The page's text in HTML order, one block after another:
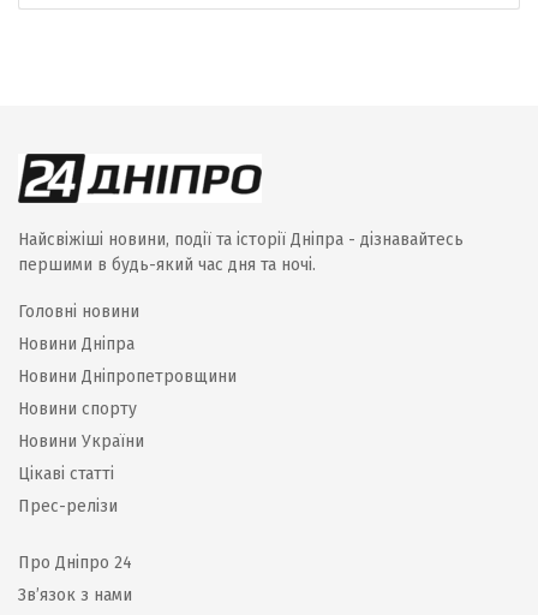
Найсвіжіші новини, події та історії Дніпра - дізнавайтесь
першими в будь-який час дня та ночі.
Головні новини
Новини Дніпра
Новини Дніпропетровщини
Новини спорту
Новини України
Цікаві статті
Прес-релізи
Про Дніпро 24
Зв’язок з нами